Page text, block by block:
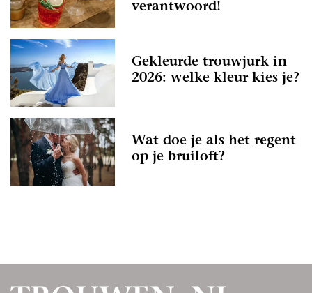
verantwoord!
Gekleurde trouwjurk in
2026: welke kleur kies je?
Wat doe je als het regent
op je bruiloft?